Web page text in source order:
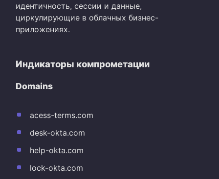
идентичность, сессии и данные,
циркулирующие в облачных бизнес-
приложениях.
Индикаторы компрометации
Domains
acess-terms.com
desk-okta.com
help-okta.com
lock-okta.com